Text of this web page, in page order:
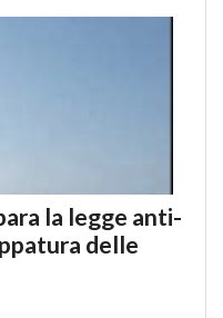
la legge anti-
delle